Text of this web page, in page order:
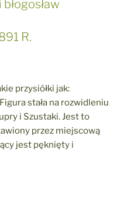
R.
przysiółki jak:
stała na rozwidleniu
i Szustaki. Jest to
przez miejscową
jest pęknięty i